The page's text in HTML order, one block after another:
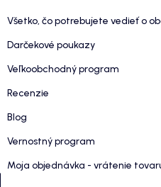
Všetko, čo potrebujete vedieť o
Darčekové poukazy
Veľkoobchodný program
Recenzie
Blog
Vernostný program
Moja objednávka - vrátenie